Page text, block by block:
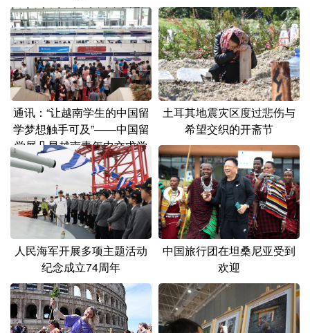
通讯：“让越南学生的中国留
学梦想触手可及”——中国留
学展凸显越南青年中文求学
热
土耳其地震灾区度过悲伤与
希望交织的开斋节
人民海军开展多项主题活动
纪念成立74周年
中国旅行团在坦桑尼亚受到
欢迎